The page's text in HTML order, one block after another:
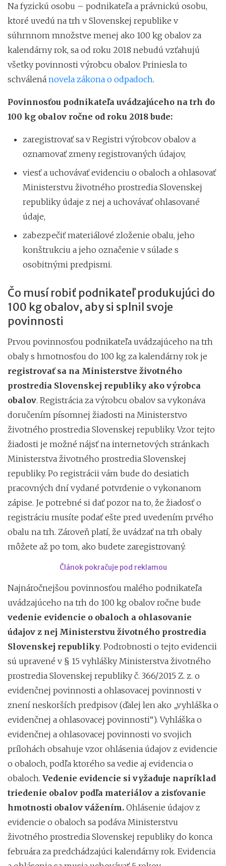
Na fyzickú osobu – podnikateľa a právnickú osobu,
ktoré uvedú na trh v Slovenskej republike v
súhrnnom množstve menej ako 100 kg obalov za
kalendárny rok, sa od roku 2018 nebudú vzťahujú
všetky povinnosti výrobcu obalov. Priniesla to
schválená novela zákona o odpadoch.
Povinnosťou podnikateľa uvádzajúceho na trh do
100 kg obalov ročne od roku 2018 bude:
zaregistrovať sa v Registri výrobcov obalov a
oznamovať zmeny registrovaných údajov,
viesť a uchovávať evidenciu o obaloch a ohlasovať
Ministerstvu životného prostredia Slovenskej
republiky údaje z nej a uchovávať ohlasované
údaje,
zabezpečiť materiálové zloženie obalu, jeho
konštrukciu a jeho označenie v súlade s
osobitnými predpismi.
Čo musí robiť podnikateľ produkujúci do
100 kg obalov, aby si splnil svoje
povinnosti
Prvou povinnosťou podnikateľa uvádzajúceho na trh
obaly s hmotnosťou do 100 kg za kalendárny rok je
registrovať sa na Ministerstve životného
prostredia Slovenskej republiky ako výrobca
obalov. Registrácia za výrobcu obalov sa vykonáva
doručením písomnej žiadosti na Ministerstvo
životného prostredia Slovenskej republiky. Vzor tejto
žiadosti je možné nájsť na internetových stránkach
Ministerstva životného prostredia Slovenskej
republiky. Po registrácii vám bude do desiatich
pracovných dní vydané potvrdenie o vykonanom
zápise. Je potrebné si dať pozor na to, že žiadosť o
registráciu musíte podať ešte pred uvedením prvého
obalu na trh. Zároveň platí, že uvádzať na trh obaly
môžete až po tom, ako budete zaregistrovaný.
Článok pokračuje pod reklamou
Najnáročnejšou povinnosťou malého podnikateľa
uvádzajúceho na trh do 100 kg obalov ročne bude
vedenie evidencie o obaloch a ohlasovanie
údajov z nej Ministerstvu životného prostredia
Slovenskej republiky. Podrobnosti o tejto evidencii
sú upravené v § 15 vyhlášky Ministerstva životného
prostredia Slovenskej republiky č. 366/2015 Z. z. o
evidenčnej povinnosti a ohlasovacej povinnosti v
znení neskorších predpisov (ďalej len ako „vyhláška o
evidenčnej a ohlasovacej povinnosti“). Vyhláška o
evidenčnej a ohlasovacej povinnosti vo svojich
prílohách obsahuje vzor ohlásenia údajov z evidencie
o obaloch, podľa ktorého sa vedie aj evidencia o
obaloch. Vedenie evidencie si vyžaduje napríklad
triedenie obalov podľa materiálov a zisťovanie
hmotnosti obalov vážením. Ohlásenie údajov z
evidencie o obaloch sa podáva Ministerstvu
životného prostredia Slovenskej republiky do konca
februára za predchádzajúci kalendárny rok. Evidencia